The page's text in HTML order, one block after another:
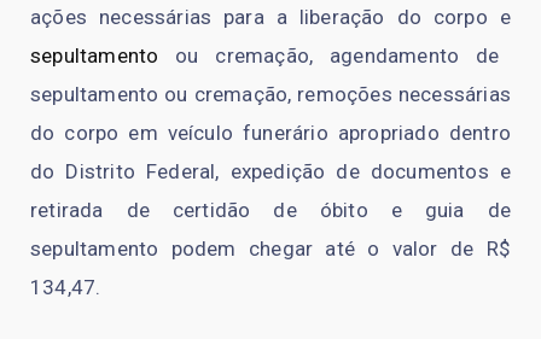
ações necessárias para a liberação do corpo e
sepultamento ou cremação, agendamento de
sepultamento ou cremação, remoções necessárias
do corpo em veículo funerário apropriado dentro
do Distrito Federal, expedição de documentos e
retirada de certidão de óbito e guia de
sepultamento podem chegar até o valor de R$
134,47.